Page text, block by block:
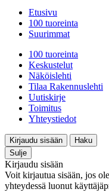
Etusivu
100 tuoreinta
Suurimmat
100 tuoreinta
Keskustelut
Näköislehti
Tilaa Rakennuslehti
Uutiskirje
Toimitus
Yhteystiedot
Kirjaudu sisään
Haku
Sulje
Kirjaudu sisään
Voit kirjautua sisään, jos
yhteydessä luonut